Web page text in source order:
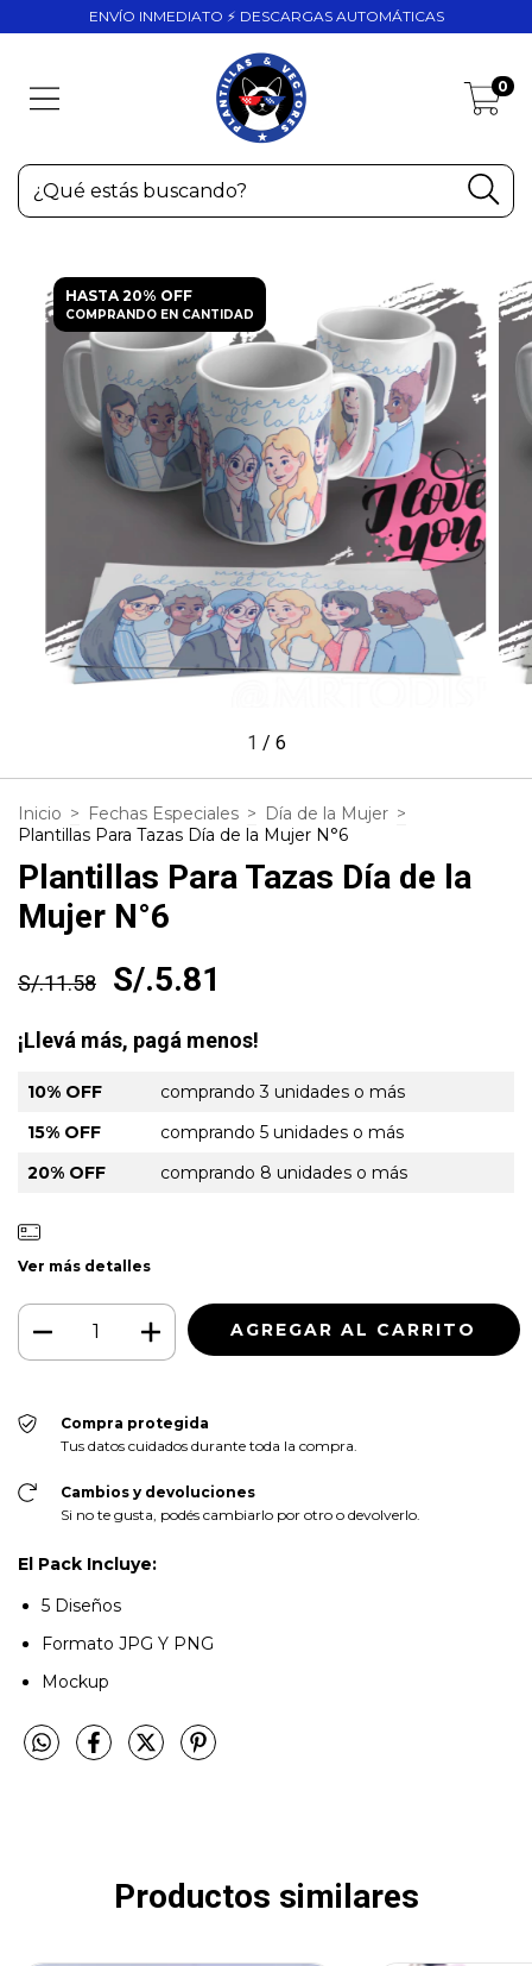
ENVÍO INMEDIATO ⚡ DESCARGAS AUTOMÁTICAS
0
HASTA 20% OFF
COMPRANDO EN CANTIDAD
1 / 6
Inicio > Fechas Especiales > Día de la Mujer >
Plantillas Para Tazas Día de la Mujer N°6
Plantillas Para Tazas Día de la
Mujer N°6
S/.11.58 S/.5.81
¡Llevá más, pagá menos!
10% OFF
comprando 3 unidades o más
15% OFF
comprando 5 unidades o más
20% OFF
comprando 8 unidades o más
Ver más detalles
Compra protegida
Tus datos cuidados durante toda la compra.
Cambios y devoluciones
Si no te gusta, podés cambiarlo por otro o devolverlo.
El Pack Incluye:
5 Diseños
Formato JPG Y PNG
Mockup
Productos similares